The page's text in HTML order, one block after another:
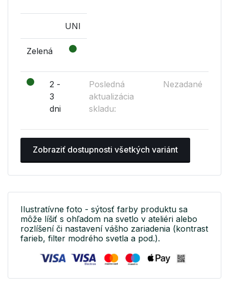
UNI
Zelená
2 -
3
dni
Posledná
aktualizácia
skladu:
Nezadané
Zobraziť dostupnosti všetkých variánt
Ilustratívne foto - sýtosť farby produktu sa
môže líšiť s ohľadom na svetlo v ateliéri alebo
rozlíšení či nastavení vášho zariadenia (kontrast
farieb, filter modrého svetla a pod.).